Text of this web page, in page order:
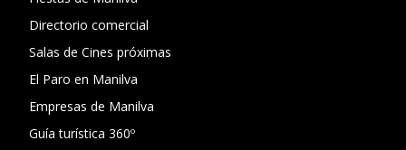
Directorio comercial
Salas de Cines próximas
El Paro en Manilva
Empresas de Manilva
Guía turística 360º